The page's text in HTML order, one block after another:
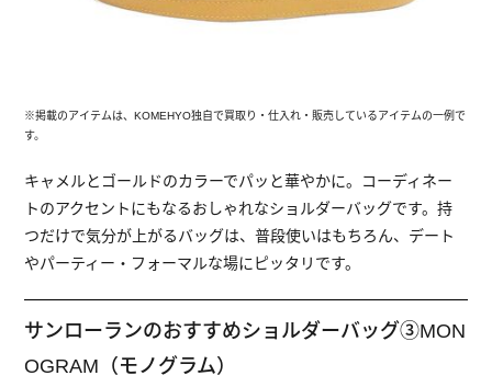
※掲載のアイテムは、KOMEHYO独自で買取り・仕入れ・販売しているアイテムの一例で
す。
キャメルとゴールドのカラーでパッと華やかに。コーディネー
トのアクセントにもなるおしゃれなショルダーバッグです。持
つだけで気分が上がるバッグは、普段使いはもちろん、デート
やパーティー・フォーマルな場にピッタリです。
サンローランのおすすめショルダーバッグ③MON
OGRAM（モノグラム）